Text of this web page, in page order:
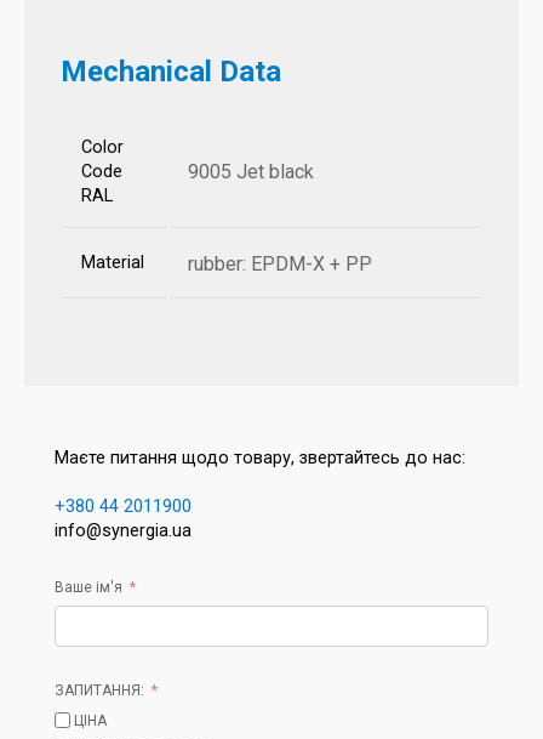
Mechanical Data
Color
Code
RAL
9005 Jet black
Material rubber: EPDM-X + PP
Маєте питання щодо товару, звертайтесь до нас:
+380 44 2011900
info@synergia.ua
Ваше ім'я
ЗАПИТАННЯ:
ЦІНА